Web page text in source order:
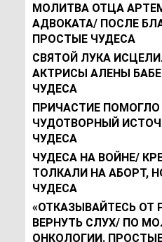
МОЛИТВА ОТЦА
АДВОКАТА/ ПОСЛЕ
ПРОСТЫЕ ЧУДЕСА
СВЯТОЙ ЛУКА
АКТРИСЫ АЛЕНЫ
ЧУДЕСА
ПРИЧАСТИЕ
ЧУДОТВОРНЫЙ
ЧУДЕСА
ЧУДЕСА НА ВОЙНЕ/
ТОЛКАЛИ НА АБОРТ,
ЧУДЕСА
«ОТКАЗЫВАЙТЕСЬ ОТ
ВЕРНУТЬ СЛУХ/ ПО
ОНКОЛОГИИ.